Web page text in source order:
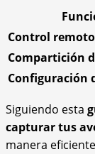
Control remoto
Compartición
Configuración
Siguiendo esta
capturar tus
manera